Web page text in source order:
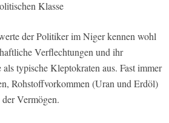
Klasse
der Politiker im Niger kennen wohl
Verflechtungen und ihr
typische Kleptokraten aus. Fast immer
Rohstoffvorkommen (Uran und Erdöl)
Vermögen.